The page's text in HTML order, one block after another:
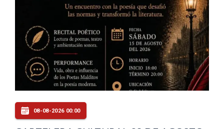
08-08-2026 00:00